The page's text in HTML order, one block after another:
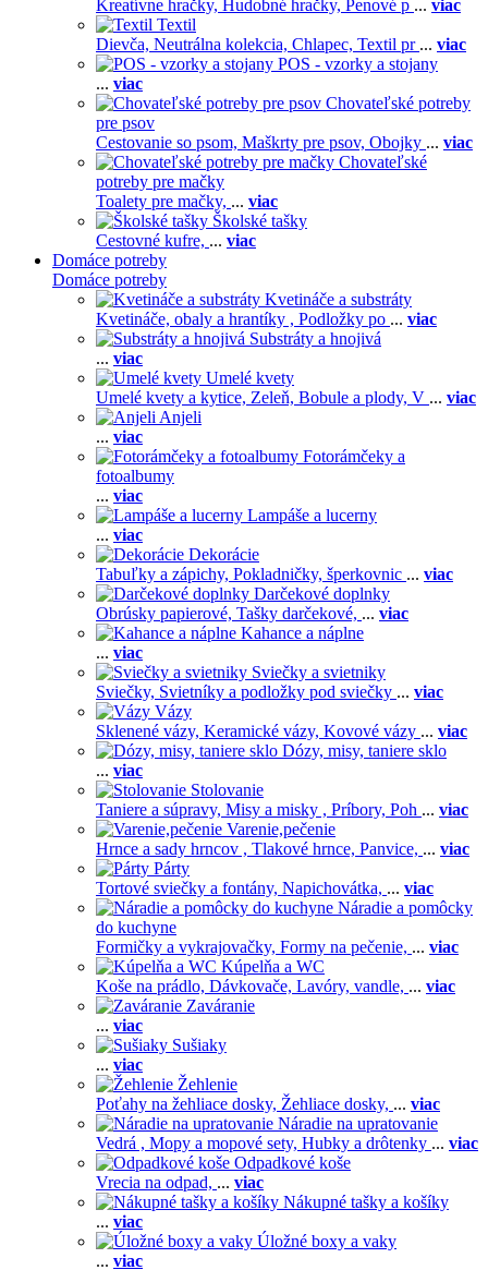
Kreatívne hračky, Hudobné hračky, Penové p ... viac
Textil
Dievča, Neutrálna kolekcia, Chlapec, Textil pr ... viac
POS - vzorky a stojany
... viac
Chovateľské potreby
pre psov
Cestovanie so psom, Maškrty pre psov, Obojky ... viac
Chovateľské
potreby pre mačky
Toalety pre mačky, ... viac
Školské tašky
Cestovné kufre, ... viac
Domáce potreby
Domáce potreby
Kvetináče a substráty
Kvetináče, obaly a hrantíky , Podložky po ... viac
Substráty a hnojivá
... viac
Umelé kvety
Umelé kvety a kytice, Zeleň, Bobule a plody, V ... viac
Anjeli
... viac
Fotorámčeky a
fotoalbumy
... viac
Lampáše a lucerny
... viac
Dekorácie
Tabuľky a zápichy, Pokladničky, šperkovnic ... viac
Darčekové doplnky
Obrúsky papierové, Tašky darčekové, ... viac
Kahance a náplne
... viac
Sviečky a svietniky
Sviečky, Svietníky a podložky pod sviečky ... viac
Vázy
Sklenené vázy, Keramické vázy, Kovové vázy ... viac
Dózy, misy, taniere sklo
... viac
Stolovanie
Taniere a súpravy, Misy a misky , Príbory, Poh ... viac
Varenie,pečenie
Hrnce a sady hrncov , Tlakové hrnce, Panvice, ... viac
Párty
Tortové sviečky a fontány, Napichovátka, ... viac
Náradie a pomôcky
do kuchyne
Formičky a vykrajovačky, Formy na pečenie, ... viac
Kúpelňa a WC
Koše na prádlo, Dávkovače, Lavóry, vandle, ... viac
Zaváranie
... viac
Sušiaky
... viac
Žehlenie
Poťahy na žehliace dosky, Žehliace dosky, ... viac
Náradie na upratovanie
Vedrá , Mopy a mopové sety, Hubky a drôtenky ... viac
Odpadkové koše
Vrecia na odpad, ... viac
Nákupné tašky a košíky
... viac
Úložné boxy a vaky
... viac